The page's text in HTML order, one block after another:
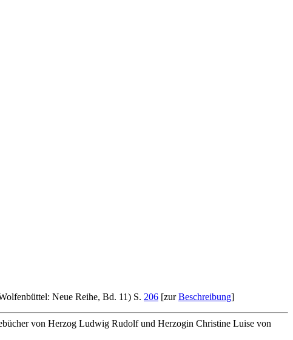
Neue Reihe, Bd. 11) S. 206 [zurBeschreibung]
von Herzog Ludwig Rudolf und Herzogin Christine Luise von